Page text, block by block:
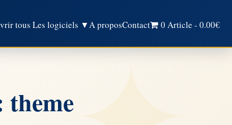
tous Les logiciels ▼A proposContact 0 Article 0.00€